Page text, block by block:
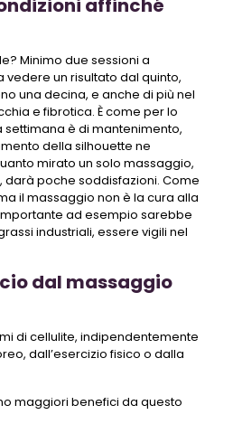
affinché
Minimo due sessioni a
vedere un risultato dal quinto,
una decina, e anche di più nel
e fibrotica. È come per lo
settimana è di mantenimento,
della silhouette ne
mirato un solo massaggio,
darà poche soddisfazioni. Come
il massaggio non è la cura alla
ad esempio sarebbe
industriali, essere vigili nel
dal massaggio
di cellulite, indipendentemente
dall’esercizio fisico o dalla
maggiori benefici da questo